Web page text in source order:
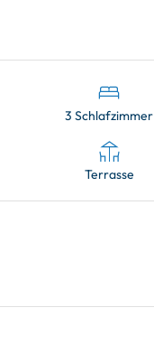
3 Schlafzimmer
Terrasse